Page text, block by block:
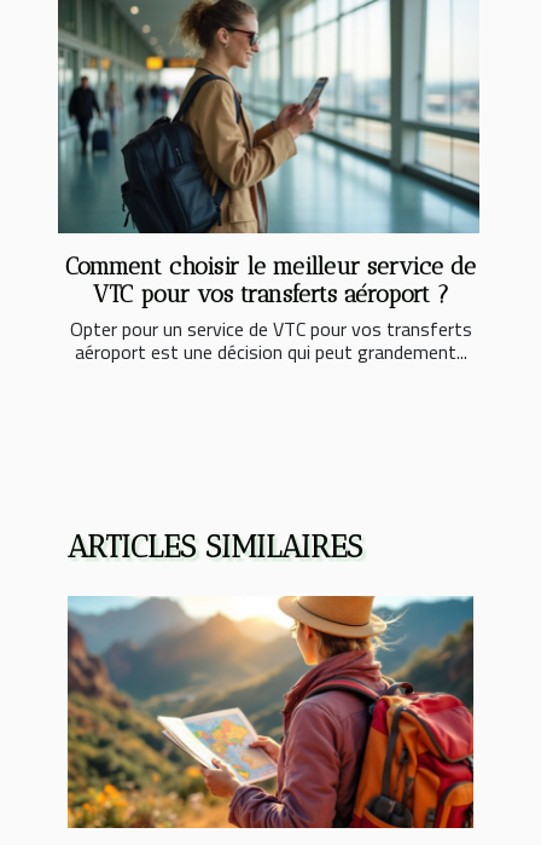
Comment choisir le meilleur service de
VTC pour vos transferts aéroport ?
Opter pour un service de VTC pour vos transferts
aéroport est une décision qui peut grandement...
ARTICLES SIMILAIRES